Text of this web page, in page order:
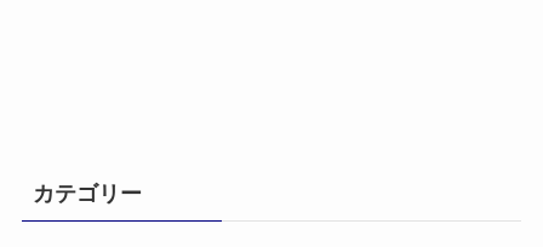
カテゴリー